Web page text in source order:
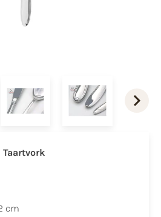
Taartvork
cm